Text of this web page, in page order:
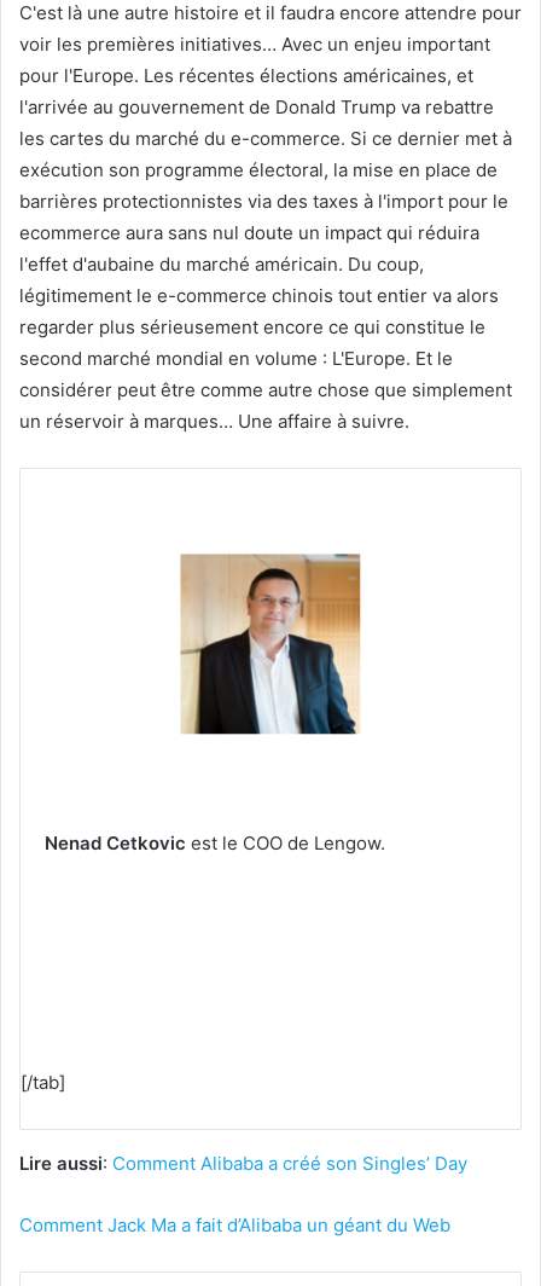
C'est là une autre histoire et il faudra encore attendre pour
voir les premières initiatives… Avec un enjeu important
pour l'Europe. Les récentes élections américaines, et
l'arrivée au gouvernement de Donald Trump va rebattre
les cartes du marché du e-commerce. Si ce dernier met à
exécution son programme électoral, la mise en place de
barrières protectionnistes via des taxes à l'import pour le
ecommerce aura sans nul doute un impact qui réduira
l'effet d'aubaine du marché américain. Du coup,
légitimement le e-commerce chinois tout entier va alors
regarder plus sérieusement encore ce qui constitue le
second marché mondial en volume : L'Europe. Et le
considérer peut être comme autre chose que simplement
un réservoir à marques… Une affaire à suivre.
Nenad Cetkovic est le COO de Lengow.
[/tab]
Lire aussi: Comment Alibaba a créé son Singles’ Day
Comment Jack Ma a fait d’Alibaba un géant du Web